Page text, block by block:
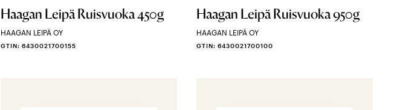
Haagan Leipä Ruisvuoka 450g
HAAGAN LEIPÄ OY
GTIN: 6430021700155
Haagan Leipä Ruisvuoka 950g
HAAGAN LEIPÄ OY
GTIN: 6430021700100